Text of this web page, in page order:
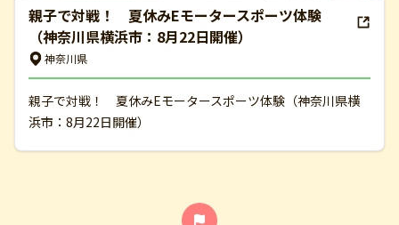
親子で対戦！ 夏休みEモータースポーツ体験
（神奈川県横浜市：8月22日開催）
神奈川県
親子で対戦！ 夏休みEモータースポーツ体験（神奈川県横
浜市：8月22日開催）